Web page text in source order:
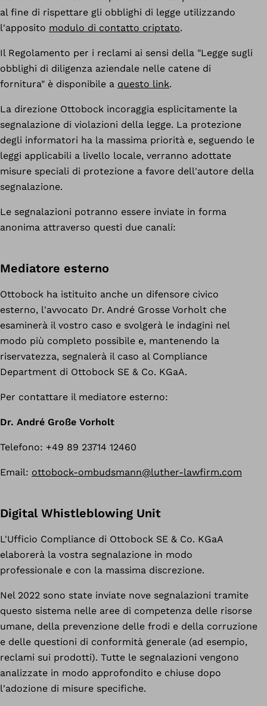
al fine di rispettare gli obblighi di legge utilizzando
l'apposito modulo di contatto criptato.
Il Regolamento per i reclami ai sensi della "Legge sugli
obblighi di diligenza aziendale nelle catene di
fornitura" è disponibile a questo link.
La direzione Ottobock incoraggia esplicitamente la
segnalazione di violazioni della legge. La protezione
degli informatori ha la massima priorità e, seguendo le
leggi applicabili a livello locale, verranno adottate
misure speciali di protezione a favore dell'autore della
segnalazione.
Le segnalazioni potranno essere inviate in forma
anonima attraverso questi due canali:
Mediatore esterno
Ottobock ha istituito anche un difensore civico
esterno, l'avvocato Dr. André Grosse Vorholt che
esaminerà il vostro caso e svolgerà le indagini nel
modo più completo possibile e, mantenendo la
riservatezza, segnalerà il caso al Compliance
Department di Ottobock SE & Co. KGaA.
Per contattare il mediatore esterno:
Dr. André Große Vorholt
Telefono: +49 89 23714 12460
Email: ottobock-ombudsmann@luther-lawfirm.com
Digital Whistleblowing Unit
L'Ufficio Compliance di Ottobock SE & Co. KGaA
elaborerà la vostra segnalazione in modo
professionale e con la massima discrezione.
Nel 2022 sono state inviate nove segnalazioni tramite
questo sistema nelle aree di competenza delle risorse
umane, della prevenzione delle frodi e della corruzione
e delle questioni di conformità generale (ad esempio,
reclami sui prodotti). Tutte le segnalazioni vengono
analizzate in modo approfondito e chiuse dopo
l'adozione di misure specifiche.